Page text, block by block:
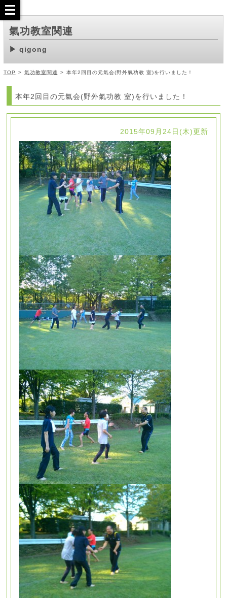
氣功教室関連
qigong
TOP > 氣功教室関連 > 本年2回目の元氣会(野外氣功教 室)を行いました！
本年2回目の元氣会(野外氣功教 室)を行いました！
2015年09月24日(木)更新